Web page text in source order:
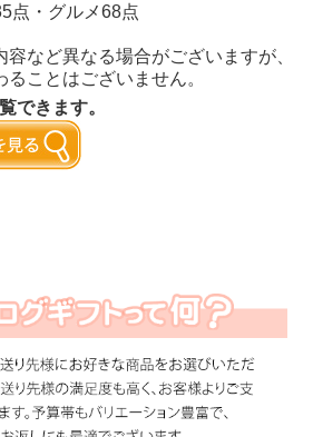
点・グルメ68点
など異なる場合がございますが、
ことはございません。
できます。